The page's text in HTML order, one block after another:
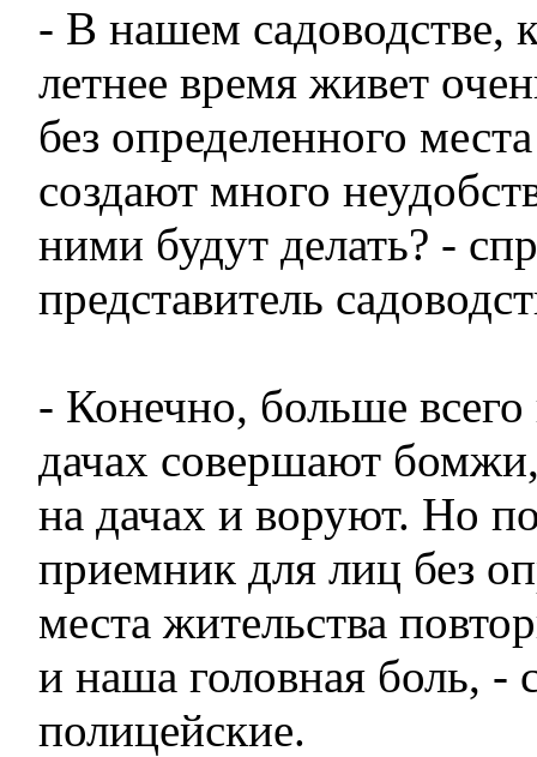
- В нашем садоводстве,
летнее время живет
без определенного
создают много
ними будут делать? -
представитель
- Конечно, больше
дачах совершают
на дачах и воруют. Но
приемник для лиц без
места жительства
и наша головная боль, -
полицейские.